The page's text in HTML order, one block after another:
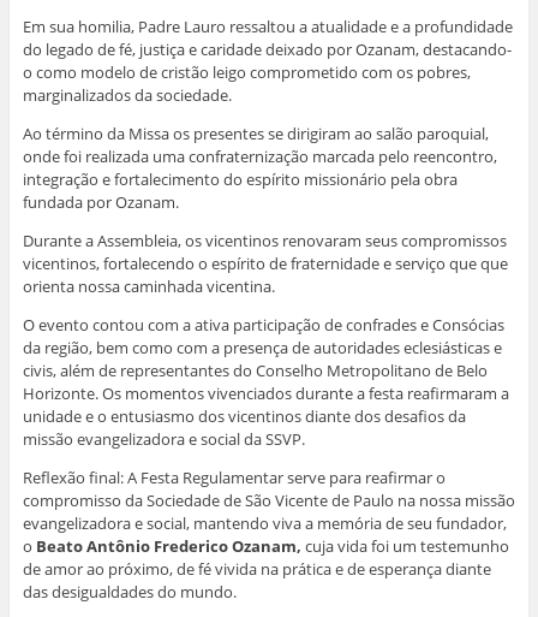
Em sua homilia, Padre Lauro ressaltou a atualidade e a profundidade
do legado de fé, justiça e caridade deixado por Ozanam, destacando-
o como modelo de cristão leigo comprometido com os pobres,
marginalizados da sociedade.
Ao término da Missa os presentes se dirigiram ao salão paroquial,
onde foi realizada uma confraternização marcada pelo reencontro,
integração e fortalecimento do espírito missionário pela obra
fundada por Ozanam.
Durante a Assembleia, os vicentinos renovaram seus compromissos
vicentinos, fortalecendo o espírito de fraternidade e serviço que que
orienta nossa caminhada vicentina.
O evento contou com a ativa participação de confrades e Consócias
da região, bem como com a presença de autoridades eclesiásticas e
civis, além de representantes do Conselho Metropolitano de Belo
Horizonte. Os momentos vivenciados durante a festa reafirmaram a
unidade e o entusiasmo dos vicentinos diante dos desafios da
missão evangelizadora e social da SSVP.
Reflexão final: A Festa Regulamentar serve para reafirmar o
compromisso da Sociedade de São Vicente de Paulo na nossa missão
evangelizadora e social, mantendo viva a memória de seu fundador,
o Beato Antônio Frederico Ozanam, cuja vida foi um testemunho
de amor ao próximo, de fé vivida na prática e de esperança diante
das desigualdades do mundo.